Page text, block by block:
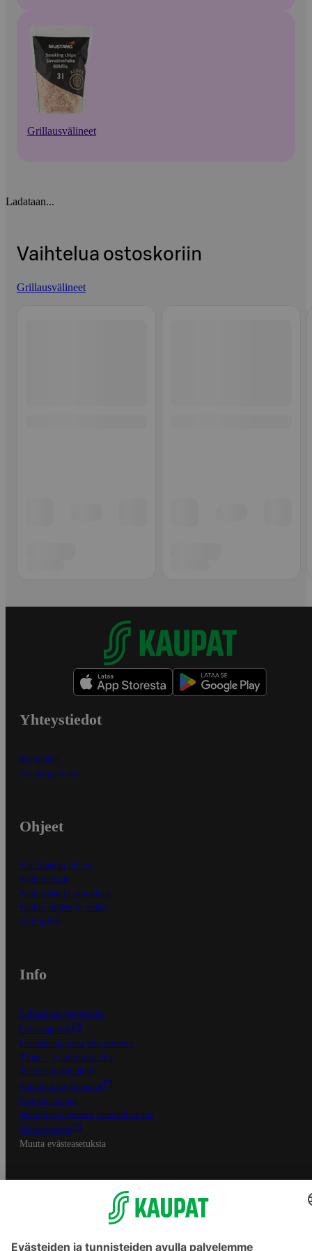
Grillausvälineet
Ladataan...
Vaihtelua ostoskoriin
Grillausvälineet
Yhteystiedot
Myymälät
Asiakaspalvelu
Ohjeet
Ensitilaajan ohjeet
Näin maksat
Näin tilaat ja muokkaat
Kaikki ohjeet ja vinkit
In English
Info
S-Business yrityksille
Oiva-raportit
Osuuskauppojen yhteystiedot
Tilaus- ja toimitusehdot
Tietosuojakäytäntö
Palvelun käyttöehdot
Saavutettavuus
Mobiilisovelluksen saavutettavuus
Mainostajalle
Muuta evästeasetuksia
S-ryhmän palvelut